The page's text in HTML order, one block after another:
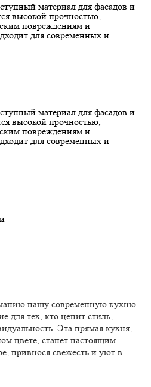
материал для фасадов и
высокой прочностью,
повреждениям и
для современных и
материал для фасадов и
высокой прочностью,
повреждениям и
для современных и
нашу современную кухню
тех, кто ценит стиль,
Эта прямая кухня,
цвете, станет настоящим
привнося свежесть и уют в